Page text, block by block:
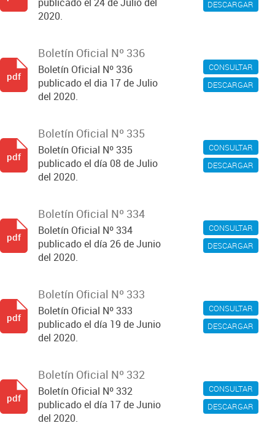
DESCARGAR
2020.
CONSULTAR
DESCARGAR
Boletín Oficial Nº 336
Boletín Oficial Nº 336
publicado el dia 17 de Julio
del 2020.
pdf
CONSULTAR
DESCARGAR
Boletín Oficial Nº 335
Boletín Oficial Nº 335
publicado el día 08 de Julio
del 2020.
pdf
CONSULTAR
DESCARGAR
Boletín Oficial Nº 334
Boletín Oficial Nº 334
publicado el día 26 de Junio
del 2020.
pdf
CONSULTAR
DESCARGAR
Boletín Oficial Nº 333
Boletín Oficial Nº 333
publicado el día 19 de Junio
del 2020.
pdf
CONSULTAR
DESCARGAR
Boletín Oficial Nº 332
Boletín Oficial Nº 332
publicado el día 17 de Junio
del 2020.
pdf